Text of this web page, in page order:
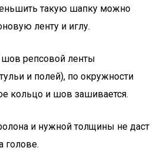
такую шапку можно
ленту и иглу.
репсовой ленты
и полей), по окружности
кольцо и шов зашивается.
и нужной толщины не даст
голове.